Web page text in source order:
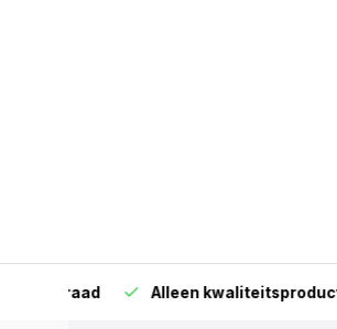
Alleen kwaliteitsproducten